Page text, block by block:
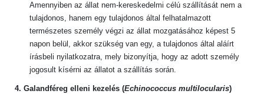
Amennyiben az állat nem-kereskedelmi célú szállítását nem a
tulajdonos, hanem egy tulajdonos által felhatalmazott
természetes személy végzi az állat mozgatásához képest 5
napon belül, akkor szükség van egy, a tulajdonos által aláírt
írásbeli nyilatkozatra, mely bizonyítja, hogy az adott személy
jogosult kísérni az állatot a szállítás során.
4. Galandféreg elleni kezelés (Echinococcus multilocularis)